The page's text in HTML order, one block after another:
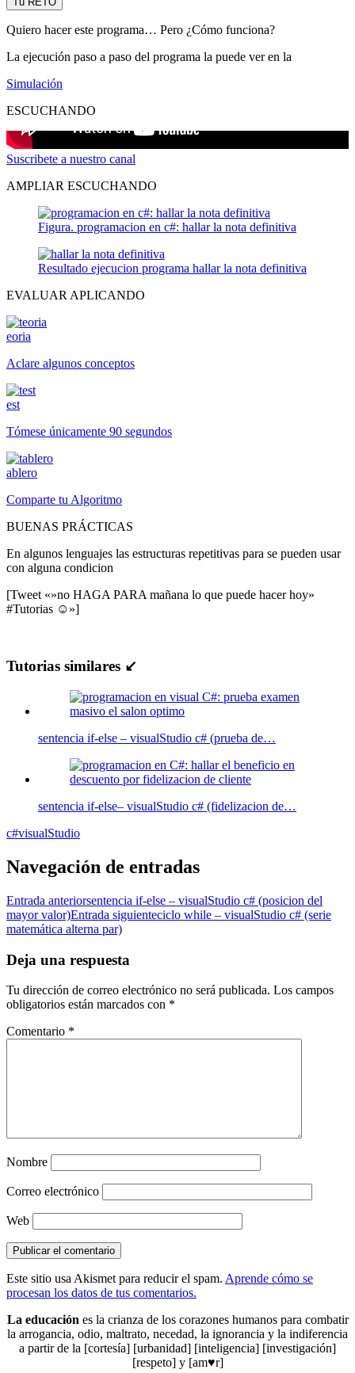
Quiero hacer este programa… Pero ¿Cómo funciona?
La ejecución paso a paso del programa la puede ver en la
Simulación
ESCUCHANDO
Suscribete a nuestro canal
AMPLIAR ESCUCHANDO
Figura. programacion en c#: hallar la nota definitiva
Resultado ejecucion programa hallar la nota definitiva
EVALUAR APLICANDO
eoria
Aclare algunos conceptos
est
Tómese únicamente 90 segundos
ablero
Comparte tu Algoritmo
BUENAS PRÁCTICAS
En algunos lenguajes las estructuras repetitivas para se pueden usar
con alguna condicion
[Tweet «»no HAGA PARA mañana lo que puede hacer hoy»
#Tutorias ☺»]
Tutorias similares ↙
sentencia if-else – visualStudio c# (prueba de…
sentencia if-else– visualStudio c# (fidelizacion de…
c#visualStudio
Navegación de entradas
Entrada anteriorsentencia if-else – visualStudio c# (posicion del
mayor valor)Entrada siguienteciclo while – visualStudio c# (serie
matemática alterna par)
Deja una respuesta
Tu dirección de correo electrónico no será publicada. Los campos
obligatorios están marcados con *
Comentario *
Nombre
Correo electrónico
Web
Este sitio usa Akismet para reducir el spam. Aprende cómo se
procesan los datos de tus comentarios.
La educaciónes la crianza de los corazones humanos para combatir
la arrogancia, odio, maltrato, necedad, la ignorancia y la indiferencia
a partir de la [cortesía] [urbanidad] [inteligencia] [investigación]
[respeto] y [am♥r]